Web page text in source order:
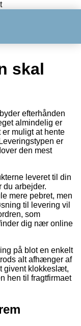
skal
efterhånden
almindelig er
muligt at hente
er
den mest
leveret til din
du arbejder.
mere pebret, men
til levering vil
som
dig nær online
på blot en enkelt
alt afhænger af
givent klokkeslæt,
hen til fragtfirmaet